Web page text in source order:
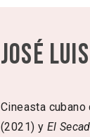
José
Cineasta
(2021) y El